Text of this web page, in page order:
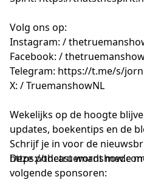
Volg ons op:
Instagram: /
Facebook: /
Telegram: https://t.me/s/
X: / TruemanshowNL
Wekelijks op de hoogte
updates, boekentips en de
Schrijf je in voor de
https://
Deze podcast wordt mede
volgende sponsoren: